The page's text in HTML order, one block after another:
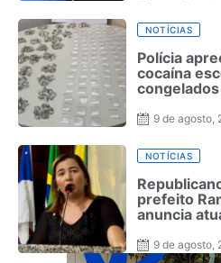
NOTÍCIAS
Polícia
cocaína
9 de agosto,
NOTÍCIAS
prefeito
anuncia
9 de agosto,